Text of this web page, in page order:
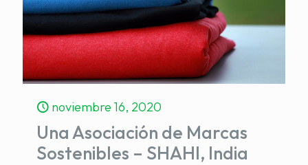
noviembre 16, 2020
Una Asociación de Marcas
Sostenibles – SHAHI, India